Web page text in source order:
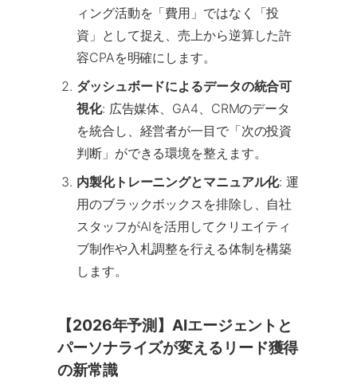
ィング活動を「費用」ではなく「投
資」として捉え、売上から逆算した許
容CPAを明確にします。
ダッシュボードによるデータの統合可
視化: 広告媒体、GA4、CRMのデータ
を統合し、経営者が一目で「次の投資
判断」ができる環境を整えます。
内製化トレーニングとマニュアル化: 運
用のブラックボックスを排除し、自社
スタッフがAIを活用してクリエイティ
ブ制作や入札調整を行える体制を構築
します。
【2026年予測】AIエージェントと
パーソナライズが変えるリード獲得
の新常識